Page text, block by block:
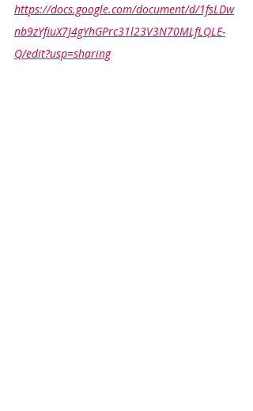
https://docs.google.com/document/d/1fsLDw
nb9zYfiuX7J4gYhGPrc31l23V3N70MLfLQLE-
Q/edit?usp=sharing